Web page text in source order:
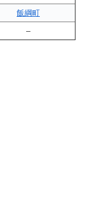
飯綱町
–